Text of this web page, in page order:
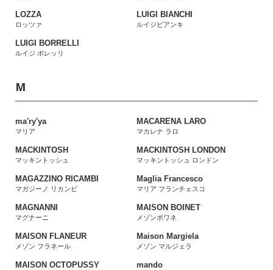
LOZZA
ロッツァ
LUIGI BIANCHI
ルイジビアンキ
LUIGI BORRELLI
ルイジ ボレッリ
M
ma'ry'ya
マリア
MACARENA LARO
マカレナ ラロ
MACKINTOSH
マッキントッシュ
MACKINTOSH LONDON
マッキントッシュ ロンドン
MAGAZZINO RICAMBI
マガジーノ リカンビ
Maglia Francesco
マリア フランチェスコ
MAGNANNI
マグナーニ
MAISON BOINET
メゾンボワネ
MAISON FLANEUR
メゾン フラネール
Maison Margiela
メゾン マルジェラ
MAISON OCTOPUSSY mando